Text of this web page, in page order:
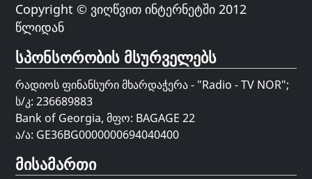
Copyright © ვიღწვით ინტერნეტში 2012
წლიდან
სპონსორობის მსურველებს
რადიოს ფინანსური მხარდაჭერა - "Radio - TV NOR";
ს/კ: 236689883
Bank of Georgia, მფო: BAGAGE 22
ა/ა: GE36BG0000000694040400
მისამართი